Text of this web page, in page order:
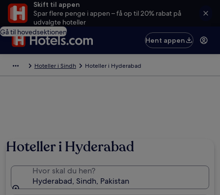
Skift til appen
Spar flere penge i appen – få op til 20% rabat på
udvalgte hoteller
Gå til hovedsektionen
Hent appen
Hoteller i Sindh Hoteller i Hyderabad
Hoteller i Hyderabad
Hvor skal du hen?
Hyderabad, Sindh, Pakistan